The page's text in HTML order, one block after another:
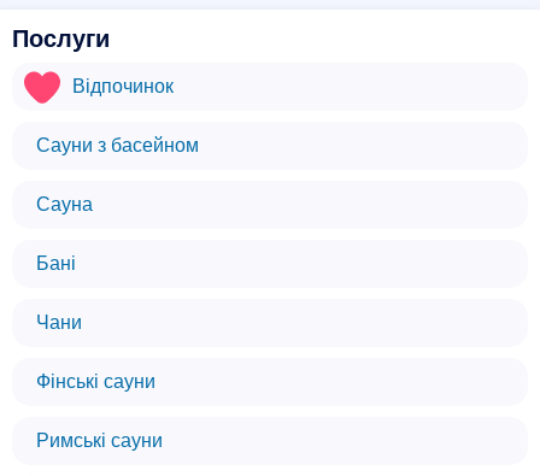
Послуги
Відпочинок
Сауни з басейном
Сауна
Бані
Чани
Фінські сауни
Римські сауни